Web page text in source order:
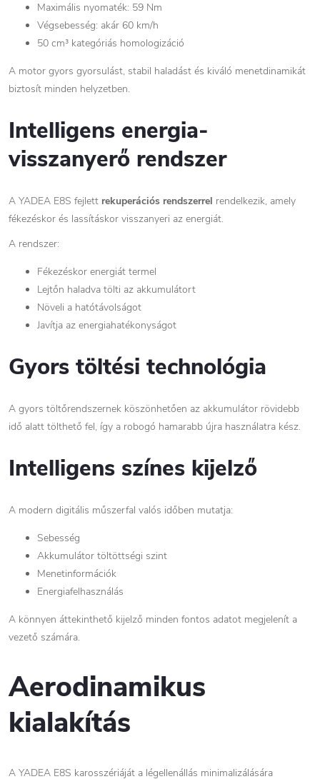
Maximális nyomaték: 59 Nm
Végsebesség: akár 60 km/h
50 cm³ kategóriás homologizáció
A motor gyors gyorsulást, stabil haladást és kiváló menetdinamikát
biztosít minden helyzetben.
Intelligens energia-
visszanyerő rendszer
A YADEA E8S fejlett rekuperációs rendszerrel rendelkezik, amely
fékezéskor és lassításkor visszanyeri az energiát.
A rendszer:
Fékezéskor energiát termel
Lejtőn haladva tölti az akkumulátort
Növeli a hatótávolságot
Javítja az energiahatékonyságot
Gyors töltési technológia
A gyors töltőrendszernek köszönhetően az akkumulátor rövidebb
idő alatt tölthető fel, így a robogó hamarabb újra használatra kész.
Intelligens színes kijelző
A modern digitális műszerfal valós időben mutatja:
Sebesség
Akkumulátor töltöttségi szint
Menetinformációk
Energiafelhasználás
A könnyen áttekinthető kijelző minden fontos adatot megjelenít a
vezető számára.
Aerodinamikus
kialakítás
A YADEA E8S karosszériáját a légellenállás minimalizálására